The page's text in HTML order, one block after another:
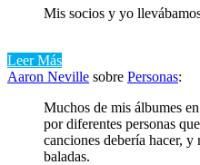
Mis socios y yo
Leer Más
Aaron Neville sobre Personas:
Muchos de mis álbumes
por diferentes personas
canciones debería hacer,
baladas.